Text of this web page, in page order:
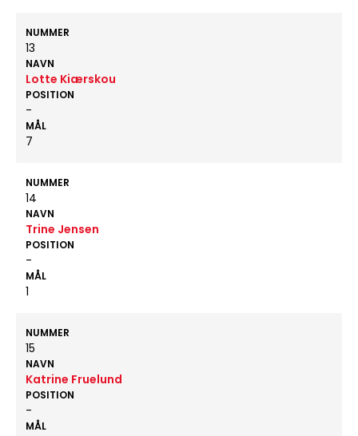
NUMMER
13
NAVN
Lotte Kiærskou
POSITION
-
MÅL
7
NUMMER
14
NAVN
Trine Jensen
POSITION
-
MÅL
1
NUMMER
15
NAVN
Katrine Fruelund
POSITION
-
MÅL